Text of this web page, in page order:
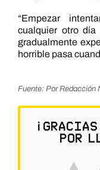
“Empezar
cualquier otro día
gradualmente
horrible pasa
Fuente: Por Redacción
por